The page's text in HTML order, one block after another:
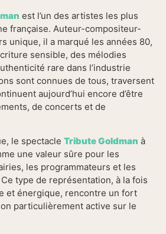
est l’un des artistes les plus
française. Auteur-compositeur-
unique, il a marqué les années 80,
sensible, des mélodies
rare dans l’industrie
sont connues de tous, traversent
aujourd’hui encore d’être
de concerts et de
le spectacle Tribute Goldman à
une valeur sûre pour les
les programmateurs et les
type de représentation, à la fois
et énergique, rencontre un fort
particulièrement active sur le